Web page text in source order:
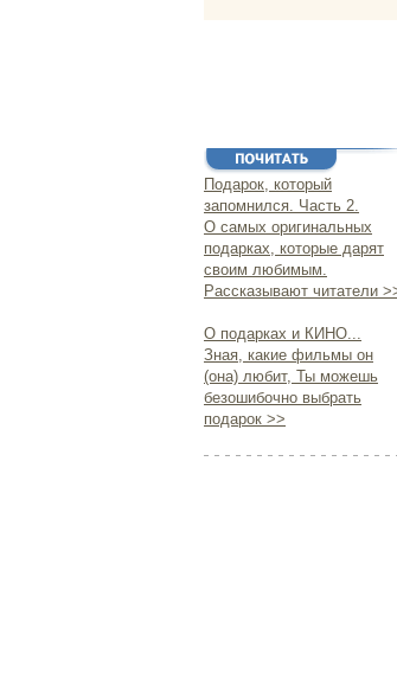
Подарок, который
запомнился. Часть 2.
О самых оригинальных
подарках, которые дарят
своим любимым.
Рассказывают читатели
О подарках и КИНО...
Зная, какие фильмы он
(она) любит, Ты можешь
безошибочно выбрать
подарок >>